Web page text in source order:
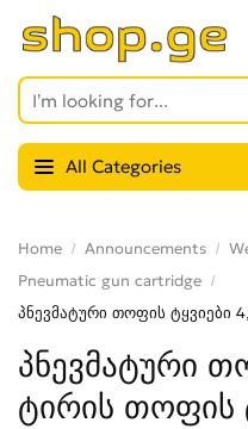
All Categories
Home Announcements
Pneumatic gun cartridge
პნევმატური თოფის ტყვიები
პნევმატური
ტირის თოფის